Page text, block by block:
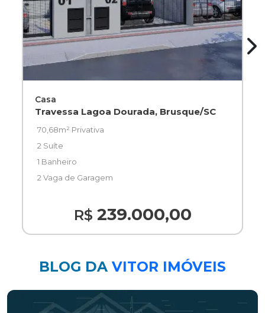
Casa
Travessa Lagoa Dourada, Brusque/SC
70,68m² Privativa
2 Suíte
1 Banheiro
2 Vaga de Garagem
R$ 239.000,00
BLOG DA VITOR IMÓVEIS